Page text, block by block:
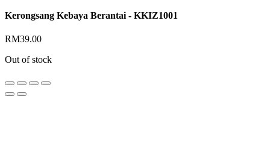
Kerongsang Kebaya Berantai - KKIZ1001
RM39.00
Out of stock